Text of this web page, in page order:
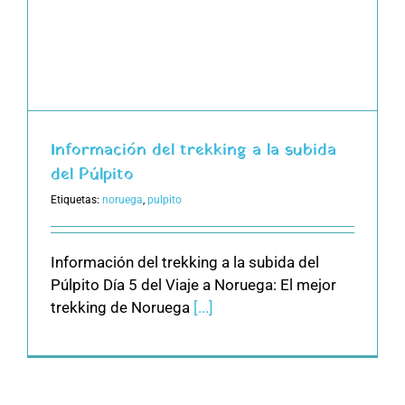
Información del trekking a la subida
del Púlpito
Etiquetas: noruega, pulpito
Información del trekking a la subida del
Púlpito Día 5 del Viaje a Noruega: El mejor
trekking de Noruega [...]